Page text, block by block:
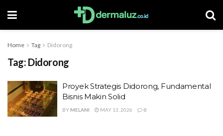
Home Tag Didorong
Tag: Didorong
Proyek Strategis Didorong, Fundamental
Bisnis Makin Solid
BY MELANI MAY 13, 2026 0